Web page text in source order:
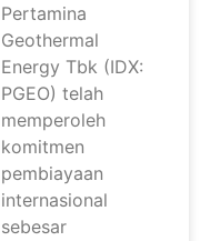
Pertamina
Geothermal
Energy Tbk (IDX:
PGEO) telah
memperoleh
komitmen
pembiayaan
internasional
sebesar